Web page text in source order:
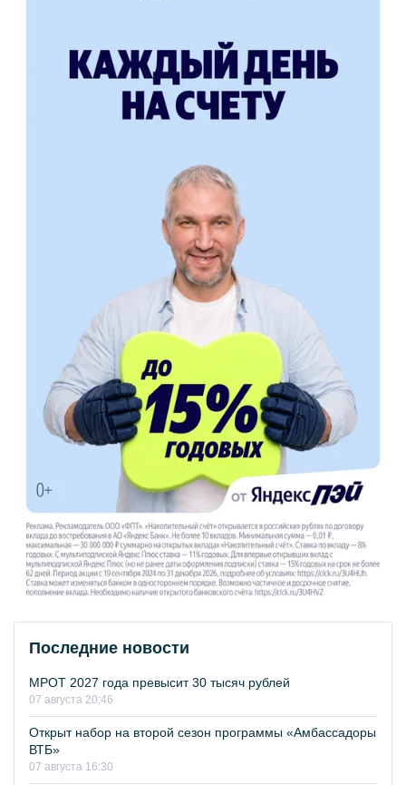
Последние новости
МРОТ 2027 года превысит 30 тысяч рублей
07 августа 20:46
Открыт набор на второй сезон программы «Амбассадоры
ВТБ»
07 августа 16:30